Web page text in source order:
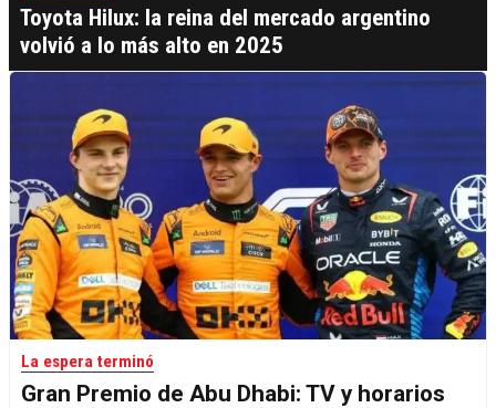
Toyota Hilux: la reina del mercado argentino
volvió a lo más alto en 2025
La espera terminó
Gran Premio de Abu Dhabi: TV y horarios